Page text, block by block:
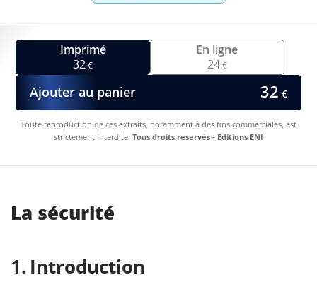
Imprimé
32€
En ligne
24€
Ajouter au panier 32 €
Toute reproduction de ces extraits, notamment à des fins commerciales, est
strictement interdite. Tous droits reservés - Editions ENI
La sécurité
Introduction